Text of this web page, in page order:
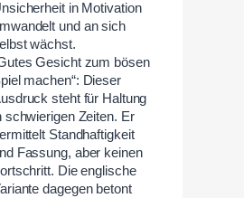
in Motivation
und an sich
wächst.
Gesicht zum bösen
machen“: Dieser
steht für Haltung
schwierigen Zeiten. Er
Standhaftigkeit
Fassung, aber keinen
Die englische
dagegen betont